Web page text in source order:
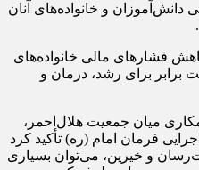
دانش‌آموزان و خانواده‌های آنان
فشارهای مالی خانواده‌های
برابر برای رشد، درمان و
میان جمعیت هلال‌احمر،
فرمان امام (ره) تأکید کرد
و خیرین، می‌توان بسیاری